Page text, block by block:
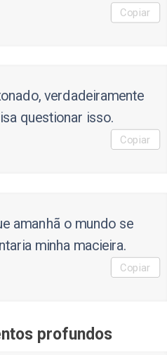
Copiar
verdadeiramente
questionar isso.
Copiar
amanhã o mundo se
minha macieira.
Copiar
profundos